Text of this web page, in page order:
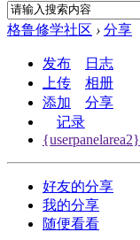
格鲁修学社区 › 分享
发布
日志
上传
相册
添加
分享
记录
{userpanelarea2}
好友的分享
我的分享
随便看看